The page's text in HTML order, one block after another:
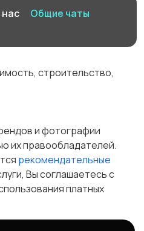
Общие чаты
строительство,
и фотографии
их правообладателей.
рекомендательные
Вы соглашаетесь c
платных
Правила сервиса